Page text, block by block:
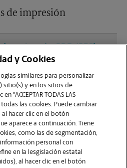
de impresión
ejemplo, PDF, JPEG)
imprimir documentos en
de impresión
o engrapado) en la
Lafayette Rd?
ofrece servicios de
como pancartas,
y Cookies
similares para personalizar
sitio(s) y en los sitios de
"ACCEPTAR TODAS LAS
todas las cookies. Puede cambiar
al hacer clic en el botón
aparece a continuación. Tiene
como las de segmentación,
personal con
en la lesgislación estatal
al hacer clic en el botón